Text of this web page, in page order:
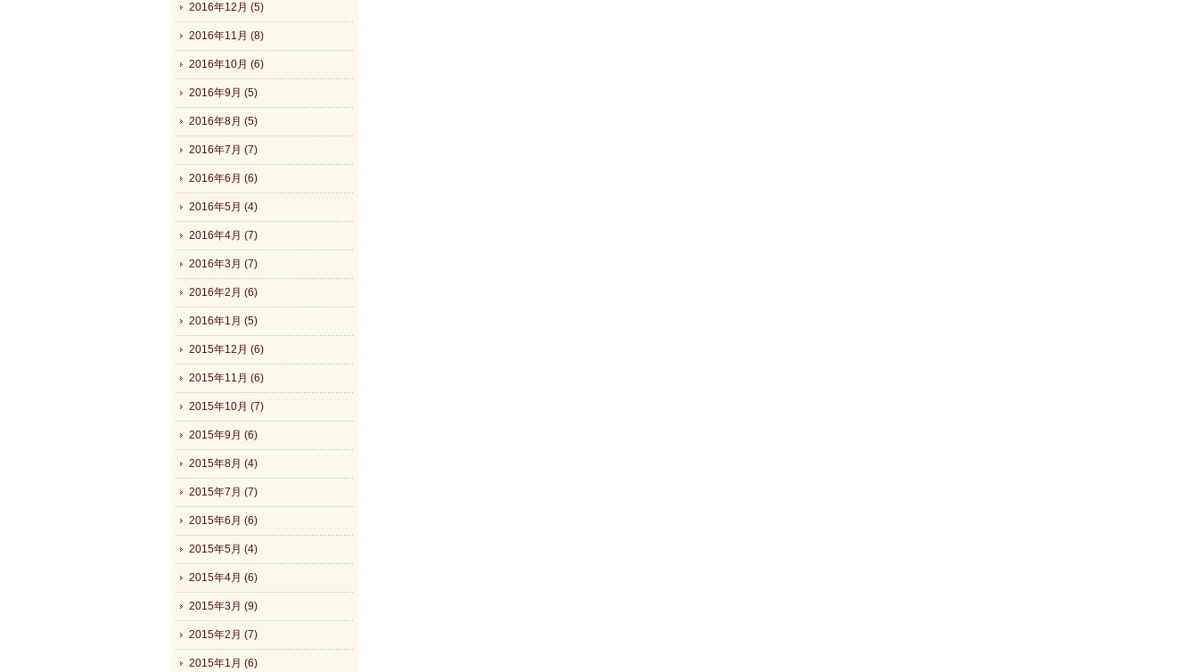
2016年12月 (5)
2016年11月 (8)
2016年10月 (6)
2016年9月 (5)
2016年8月 (5)
2016年7月 (7)
2016年6月 (6)
2016年5月 (4)
2016年4月 (7)
2016年3月 (7)
2016年2月 (6)
2016年1月 (5)
2015年12月 (6)
2015年11月 (6)
2015年10月 (7)
2015年9月 (6)
2015年8月 (4)
2015年7月 (7)
2015年6月 (6)
2015年5月 (4)
2015年4月 (6)
2015年3月 (9)
2015年2月 (7)
2015年1月 (6)